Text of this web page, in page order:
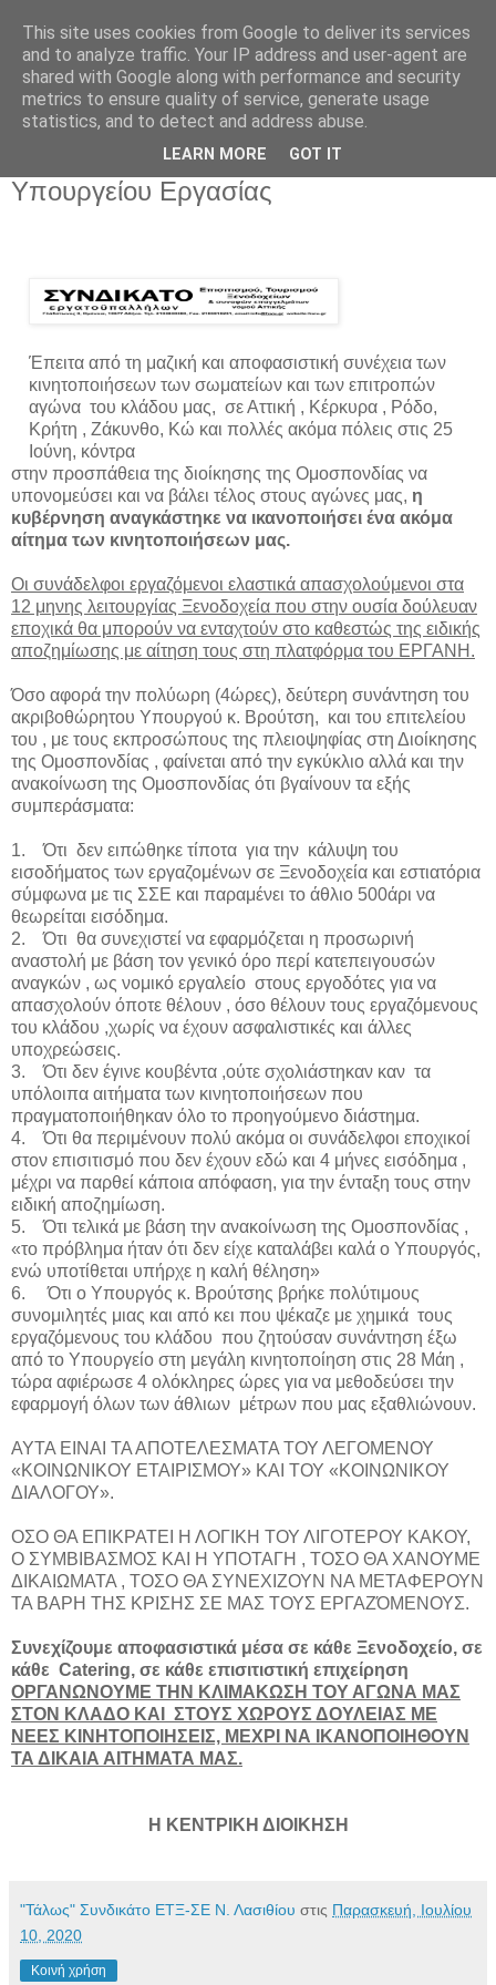
Σχετικά με την νέα έκτακτη εγκύκλιο του
Υπουργείου Εργασίας
Έπειτα από τη μαζική και αποφασιστική συνέχεια των
κινητοποιήσεων των σωματείων και των επιτροπών
αγώνα του κλάδου μας, σε Αττική , Κέρκυρα , Ρόδο,
Κρήτη , Ζάκυνθο, Κώ και πολλές ακόμα πόλεις στις 25
Ιούνη, κόντρα
στην προσπάθεια της διοίκησης της Ομοσπονδίας να
υπονομεύσει και να βάλει τέλος στους αγώνες μας, η
κυβέρνηση αναγκάστηκε να ικανοποιήσει ένα ακόμα
αίτημα των κινητοποιήσεων μας.
Οι συνάδελφοι εργαζόμενοι ελαστικά απασχολούμενοι στα
12 μηνης λειτουργίας Ξενοδοχεία που στην ουσία δούλευαν
εποχικά θα μπορούν να ενταχτούν στο καθεστώς της ειδικής
αποζημίωσης με αίτηση τους στη πλατφόρμα του ΕΡΓΑΝΗ.
Όσο αφορά την πολύωρη (4ώρες), δεύτερη συνάντηση του
ακριβοθώρητου Υπουργού κ. Βρούτση, και του επιτελείου
του , με τους εκπροσώπους της πλειοψηφίας στη Διοίκησης
της Ομοσπονδίας , φαίνεται από την εγκύκλιο αλλά και την
ανακοίνωση της Ομοσπονδίας ότι βγαίνουν τα εξής
συμπεράσματα:
1. Ότι δεν ειπώθηκε τίποτα για την κάλυψη του
εισοδήματος των εργαζομένων σε Ξενοδοχεία και εστιατόρια
σύμφωνα με τις ΣΣΕ και παραμένει το άθλιο 500άρι να
θεωρείται εισόδημα.
2. Ότι θα συνεχιστεί να εφαρμόζεται η προσωρινή
αναστολή με βάση τον γενικό όρο περί κατεπειγουσών
αναγκών , ως νομικό εργαλείο στους εργοδότες για να
απασχολούν όποτε θέλουν , όσο θέλουν τους εργαζόμενους
του κλάδου ,χωρίς να έχουν ασφαλιστικές και άλλες
υποχρεώσεις.
3. Ότι δεν έγινε κουβέντα ,ούτε σχολιάστηκαν καν τα
υπόλοιπα αιτήματα των κινητοποιήσεων που
πραγματοποιήθηκαν όλο το προηγούμενο διάστημα.
4. Ότι θα περιμένουν πολύ ακόμα οι συνάδελφοι εποχικοί
στον επισιτισμό που δεν έχουν εδώ και 4 μήνες εισόδημα ,
μέχρι να παρθεί κάποια απόφαση, για την ένταξη τους στην
ειδική αποζημίωση.
5. Ότι τελικά με βάση την ανακοίνωση της Ομοσπονδίας ,
«το πρόβλημα ήταν ότι δεν είχε καταλάβει καλά ο Υπουργός,
ενώ υποτίθεται υπήρχε η καλή θέληση»
6. Ότι ο Υπουργός κ. Βρούτσης βρήκε πολύτιμους
συνομιλητές μιας και από κει που ψέκαζε με χημικά τους
εργαζόμενους του κλάδου που ζητούσαν συνάντηση έξω
από το Υπουργείο στη μεγάλη κινητοποίηση στις 28 Μάη ,
τώρα αφιέρωσε 4 ολόκληρες ώρες για να μεθοδεύσει την
εφαρμογή όλων των άθλιων μέτρων που μας εξαθλιώνουν.
ΑΥΤΑ ΕΙΝΑΙ ΤΑ ΑΠΟΤΕΛΕΣΜΑΤΑ ΤΟΥ ΛΕΓΟΜΕΝΟΥ
«ΚΟΙΝΩΝΙΚΟΥ ΕΤΑΙΡΙΣΜΟΥ» ΚΑΙ ΤΟΥ «ΚΟΙΝΩΝΙΚΟΥ
ΔΙΑΛΟΓΟΥ».
ΟΣΟ ΘΑ ΕΠΙΚΡΑΤΕΙ Η ΛΟΓΙΚΗ ΤΟΥ ΛΙΓΟΤΕΡΟΥ ΚΑΚΟΥ,
Ο ΣΥΜΒΙΒΑΣΜΟΣ ΚΑΙ Η ΥΠΟΤΑΓΗ , ΤΟΣΟ ΘΑ ΧΑΝΟΥΜΕ
ΔΙΚΑΙΩΜΑΤΑ , ΤΟΣΟ ΘΑ ΣΥΝΕΧΙΖΟΥΝ ΝΑ ΜΕΤΑΦΕΡΟΥΝ
ΤΑ ΒΑΡΗ ΤΗΣ ΚΡΙΣΗΣ ΣΕ ΜΑΣ ΤΟΥΣ ΕΡΓΑΖΌΜΕΝΟΥΣ.
Συνεχίζουμε αποφασιστικά μέσα σε κάθε Ξενοδοχείο, σε
κάθε Catering, σε κάθε επισιτιστική επιχείρηση
ΟΡΓΑΝΩΝΟΥΜΕ ΤΗΝ ΚΛΙΜΑΚΩΣΗ ΤΟΥ ΑΓΩΝΑ ΜΑΣ
ΣΤΟΝ ΚΛΑΔΟ ΚΑΙ ΣΤΟΥΣ ΧΩΡΟΥΣ ΔΟΥΛΕΙΑΣ ΜΕ
ΝΕΕΣ ΚΙΝΗΤΟΠΟΙΗΣΕΙΣ, ΜΕΧΡΙ ΝΑ ΙΚΑΝΟΠΟΙΗΘΟΥΝ
ΤΑ ΔΙΚΑΙΑ ΑΙΤΗΜΑΤΑ ΜΑΣ.
Η ΚΕΝΤΡΙΚΗ ΔΙΟΙΚΗΣΗ
"Τάλως" Συνδικάτο ΕΤΞ-ΣΕ Ν. Λασιθίου στις Παρασκευή, Ιουλίου
10, 2020
Κοινή χρήση
This site uses cookies from Google to deliver its services
and to analyze traffic. Your IP address and user-agent are
shared with Google along with performance and security
metrics to ensure quality of service, generate usage
statistics, and to detect and address abuse.
LEARN MORE GOT IT